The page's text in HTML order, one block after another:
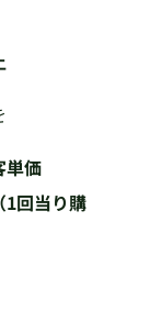
価
当り購